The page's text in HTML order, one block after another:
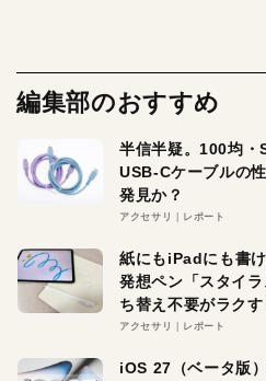
編集部のおすすめ
半信半疑。100均
USB-Cケーブルの
発見か？
アクセサリ レポート
紙にもiPadにも書
発想ペン「スタイ
ち替え不要がラクす
アクセサリ レポート
iOS 27（ベータ版